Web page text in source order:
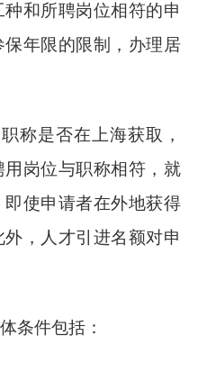
和所聘岗位相符的申
年限的限制，办理居
称是否在上海获取，
岗位与职称相符，就
使申请者在外地获得
，人才引进名额对申
条件包括：